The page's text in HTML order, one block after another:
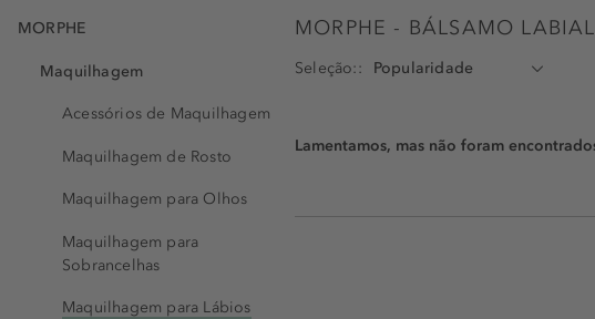
MORPHE
Maquilhagem
Acessórios de Maquilhagem
Maquilhagem de Rosto
Maquilhagem para Olhos
Maquilhagem para
Sobrancelhas
Maquilhagem para Lábios
MORPHE - BÁLSAMO LABIAL
Seleção:
Lamentamos, mas não foram